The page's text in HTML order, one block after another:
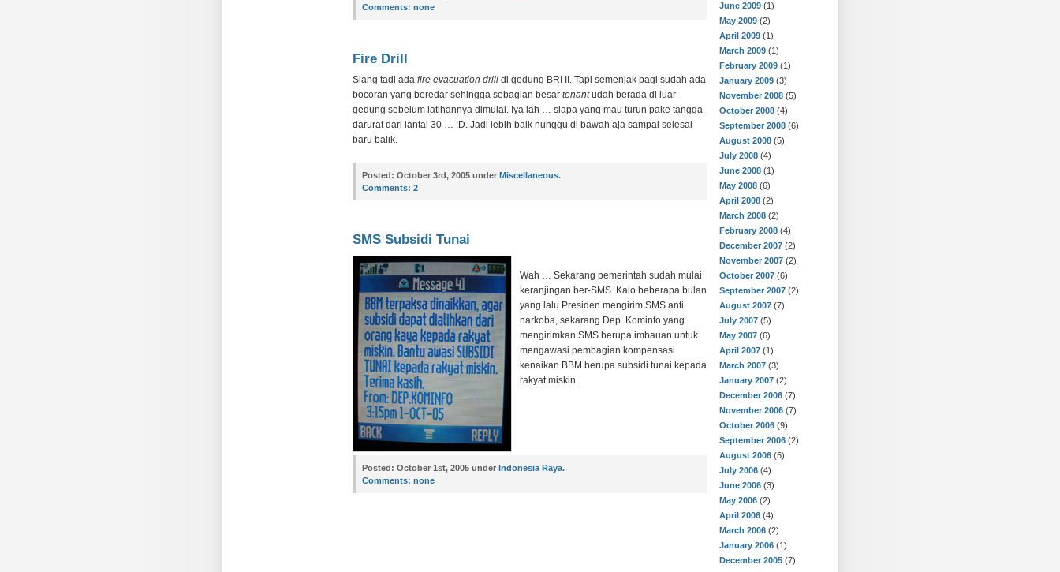
June 2009 (1)
May 2009 (2)
April 2009 (1)
March 2009 (1)
February 2009 (1)
January 2009 (3)
November 2008 (5)
October 2008 (4)
September 2008 (6)
August 2008 (5)
July 2008 (4)
June 2008 (1)
May 2008 (6)
April 2008 (2)
March 2008 (2)
February 2008 (4)
December 2007 (2)
November 2007 (2)
October 2007 (6)
September 2007 (2)
August 2007 (7)
July 2007 (5)
May 2007 (6)
April 2007 (1)
March 2007 (3)
January 2007 (2)
December 2006 (7)
November 2006 (7)
October 2006 (9)
September 2006 (2)
August 2006 (5)
July 2006 (4)
June 2006 (3)
May 2006 (2)
April 2006 (4)
March 2006 (2)
January 2006 (1)
December 2005 (7)
Comments: none
Fire Drill
Siang tadi ada fire evacuation drill di gedung BRI II. Tapi semenjak pagi sudah ada
bocoran yang beredar sehingga sebagian besar tenantudah berada di luar
gedung sebelum latihannya dimulai. Iya lah … siapa yang mau turun pake tangga
darurat dari lantai 30 … :D. Jadi lebih baik nunggu di bawah aja sampai selesai
baru balik.
Posted: October 3rd, 2005 under Miscellaneous.
Comments: 2
SMS Subsidi Tunai
Wah … Sekarang pemerintah sudah mulai
keranjingan ber-SMS. Kalo beberapa bulan
yang lalu Presiden mengirim SMS anti
narkoba, sekarang Dep. Kominfo yang
mengirimkan SMS berupa imbauan untuk
mengawasi pembagian kompensasi
kenaikan BBM berupa subsidi tunai kepada
rakyat miskin.
Posted: October 1st, 2005 under Indonesia Raya.
Comments: none